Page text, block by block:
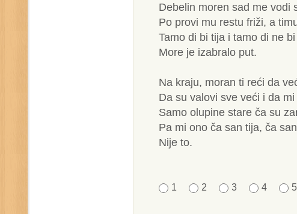
Debelin moren sad me vodi
Po provi mu restu friži, a
Tamo di bi tija i tamo di ne
More je izabralo put.
Na kraju, moran ti reći da
Da su valovi sve veći i da
Samo olupine stare ča su
Pa mi ono ča san tija, ča
Nije to.
1 2 3 4 5